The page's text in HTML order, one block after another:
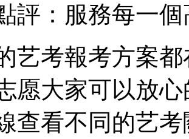
評：服務每一
艺考報考方案
愿大家可以放心
查看不同的艺